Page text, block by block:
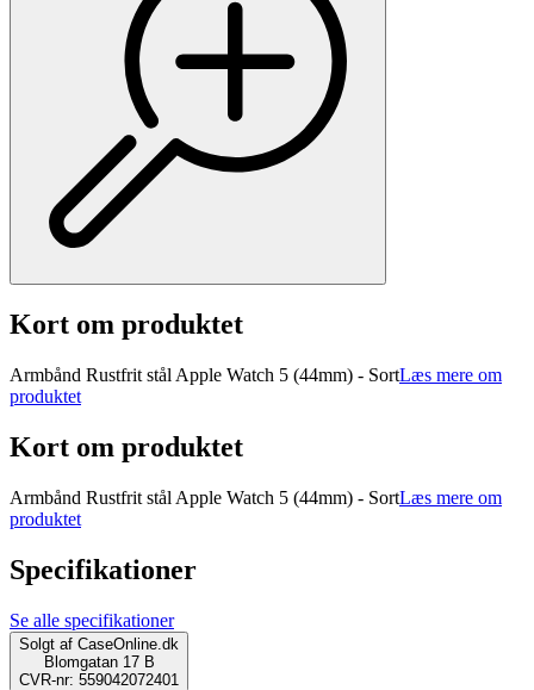
Kort om produktet
Armbånd Rustfrit stål Apple Watch 5 (44mm) - SortLæs mere om
produktet
Kort om produktet
Armbånd Rustfrit stål Apple Watch 5 (44mm) - SortLæs mere om
produktet
Specifikationer
Se alle specifikationer
Solgt af CaseOnline.dk
Blomgatan 17 B
CVR-nr: 559042072401